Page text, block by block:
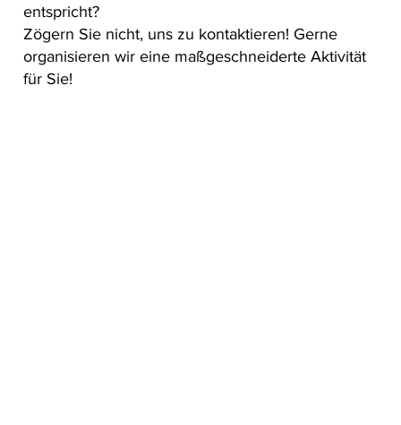
entspricht?
Zögern Sie nicht, uns zu kontaktieren! Gerne
organisieren wir eine maßgeschneiderte Aktivität
für Sie!